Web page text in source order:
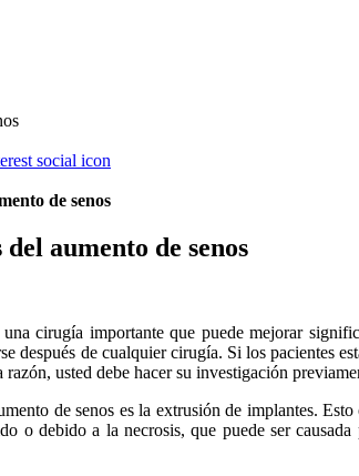
de senos
aumento de senos
cirugía importante que puede mejorar
después de cualquier cirugía. Si los pacientes
usted debe hacer su investigación
de senos es la extrusión de implantes.
o debido a la necrosis, que puede ser